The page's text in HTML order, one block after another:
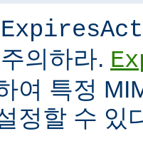
의하라.
여 특정
정할 수 있